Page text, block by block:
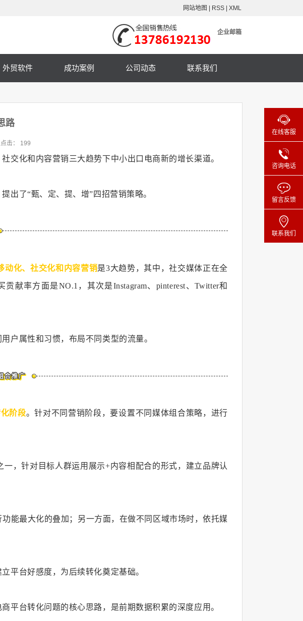
网站地图 RSS XML
企业邮箱
外贸软件 成功案例 公司动态 联系我们
路
点击： 199
交化和内容营销三大趋势下中小出口电商新的增长渠道。
出了“甄、定、提、增”四招营销策略。
动化、社交化和内容营销是3大趋势，其中，社交媒体正在全
献率方面是NO.1，其次是Instagram、pinterest、Twitter和
户属性和习惯，布局不同类型的流量。
合推广
阶段。针对不同营销阶段，要设置不同媒体组合策略，进行
，针对目标人群运用展示+内容相配合的形式，建立品牌认
能最大化的叠加；另一方面，在做不同区域市场时，依托媒
平台好感度，为后续转化奠定基础。
平台转化问题的核心思路，是前期数据积累的深度应用。
在线客服
咨询电话
留言反馈
联系我们